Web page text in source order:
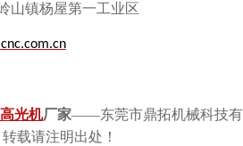
山镇杨屋第一工业区
光机厂家——东莞市鼎拓机械科技有
转载请注明出处！